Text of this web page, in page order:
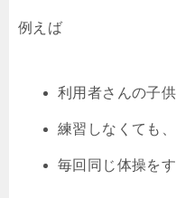
例えば
利用者さんの子
練習しなくても
毎回同じ体操を